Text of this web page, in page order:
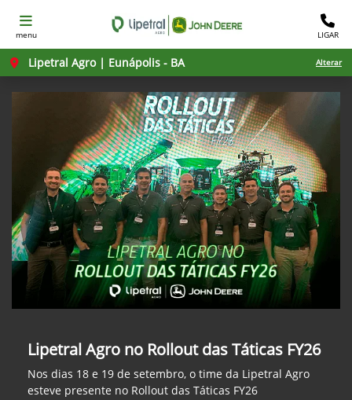
menu LIGAR
Lipetral Agro | Eunápolis - BA Alterar
Lipetral Agro no Rollout das Táticas FY26
Nos dias 18 e 19 de setembro, o time da Lipetral Agro
esteve presente no Rollout das Táticas FY26